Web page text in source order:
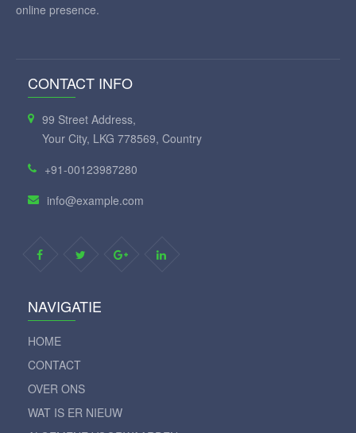
online presence.
CONTACT INFO
99 Street Address,
Your City, LKG 778569, Country
+91-00123987280
info@example.com
NAVIGATIE
HOME
CONTACT
OVER ONS
WAT IS ER NIEUW